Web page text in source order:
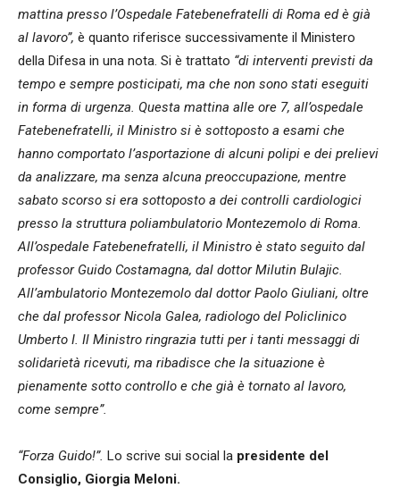
mattina presso l’Ospedale Fatebenefratelli di Roma ed è già
al lavoro”, è quanto riferisce successivamente il Ministero
della Difesa in una nota. Si è trattato “di interventi previsti da
tempo e sempre posticipati, ma che non sono stati eseguiti
in forma di urgenza. Questa mattina alle ore 7, all’ospedale
Fatebenefratelli, il Ministro si è sottoposto a esami che
hanno comportato l’asportazione di alcuni polipi e dei prelievi
da analizzare, ma senza alcuna preoccupazione, mentre
sabato scorso si era sottoposto a dei controlli cardiologici
presso la struttura poliambulatorio Montezemolo di Roma.
All’ospedale Fatebenefratelli, il Ministro è stato seguito dal
professor Guido Costamagna, dal dottor Milutin Bulajic.
All’ambulatorio Montezemolo dal dottor Paolo Giuliani, oltre
che dal professor Nicola Galea, radiologo del Policlinico
Umberto I. Il Ministro ringrazia tutti per i tanti messaggi di
solidarietà ricevuti, ma ribadisce che la situazione è
pienamente sotto controllo e che già è tornato al lavoro,
come sempre”.
“Forza Guido!”. Lo scrive sui social la presidente del
Consiglio, Giorgia Meloni.